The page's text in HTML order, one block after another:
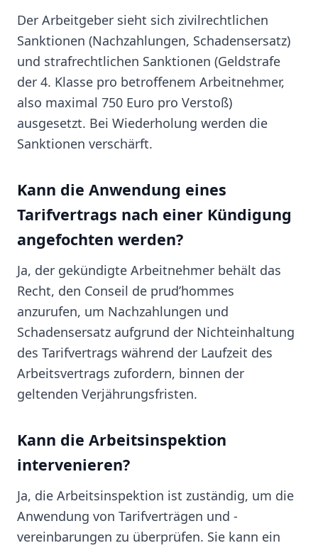
Der Arbeitgeber sieht sich zivilrechtlichen
Sanktionen (Nachzahlungen, Schadensersatz)
und strafrechtlichen Sanktionen (Geldstrafe
der 4. Klasse pro betroffenem Arbeitnehmer,
also maximal 750 Euro pro Verstoß)
ausgesetzt. Bei Wiederholung werden die
Sanktionen verschärft.
Kann die Anwendung eines
Tarifvertrags nach einer Kündigung
angefochten werden?
Ja, der gekündigte Arbeitnehmer behält das
Recht, den Conseil de prud’hommes
anzurufen, um Nachzahlungen und
Schadensersatz aufgrund der Nichteinhaltung
des Tarifvertrags während der Laufzeit des
Arbeitsvertrags zufordern, binnen der
geltenden Verjährungsfristen.
Kann die Arbeitsinspektion
intervenieren?
Ja, die Arbeitsinspektion ist zuständig, um die
Anwendung von Tarifverträgen und -
vereinbarungen zu überprüfen. Sie kann ein